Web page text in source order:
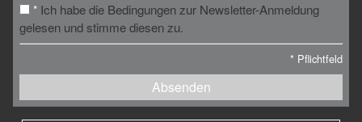
* Ich habe die Bedingungen zur Newsletter-Anmeldung
gelesen und stimme diesen zu.
* Pflichtfeld
Absenden